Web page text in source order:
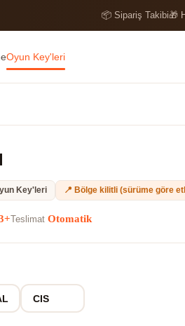
📦 Sipariş Takibi🎁
Oyun Key'leri
Key'leri 📍 Bölge kilitli (sürüme göre
Teslimat Otomatik
CIS